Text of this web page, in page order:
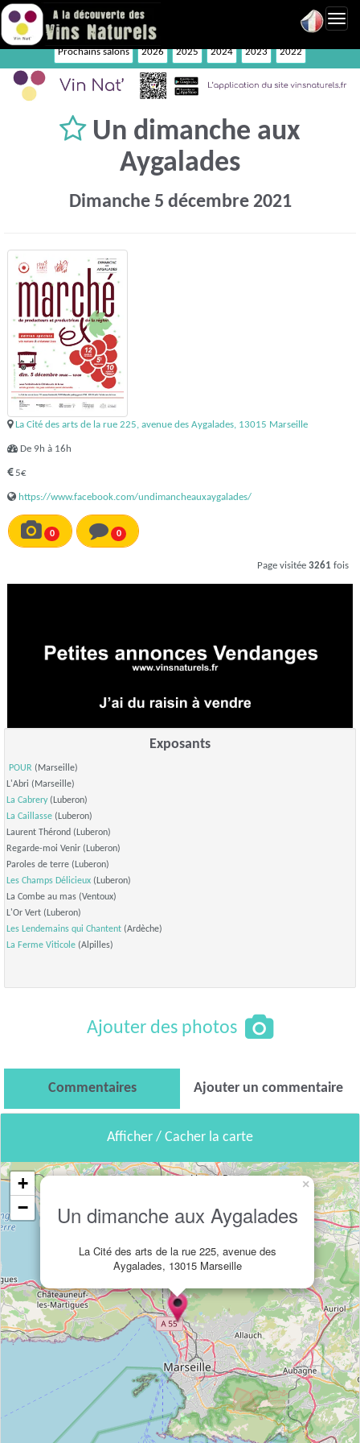
Prochains salons 2026 2025 2024 2023 2022
Un dimanche aux
Aygalades
Dimanche 5 décembre 2021
La Cité des arts de la rue 225, avenue des Aygalades, 13015 Marseille
De 9h à 16h
5€
https://www.facebook.com/undimancheauxaygalades/
0 0
Page visitée 3261 fois
Exposants
POUR (Marseille)
L'Abri (Marseille)
La Cabrery(Luberon)
La Caillasse (Luberon)
Laurent Thérond (Luberon)
Regarde-moi Venir (Luberon)
Paroles de terre (Luberon)
Les Champs Délicieux (Luberon)
La Combe au mas (Ventoux)
L'Or Vert (Luberon)
Les Lendemains qui Chantent (Ardèche)
La Ferme Viticole (Alpilles)
Ajouter des photos
Commentaires Ajouter un commentaire
Afficher / Cacher la carte
Un dimanche aux Aygalades
La Cité des arts de la rue 225, avenue des
Aygalades, 13015 Marseille
×
+
−